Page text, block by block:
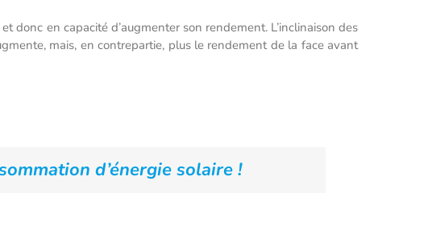
en capacité d’augmenter son rendement. L’inclinaison des
mais, en contrepartie, plus le rendement de la face avant
d’énergie solaire !